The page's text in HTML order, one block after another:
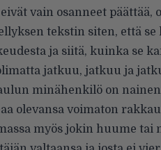
vain osanneet päättää,
tekstin siten, että
ja siitä, kuinka se
jatkuu, jatkuu ja
minähenkilö on
olevansa voimaton
myös jokin huume tai